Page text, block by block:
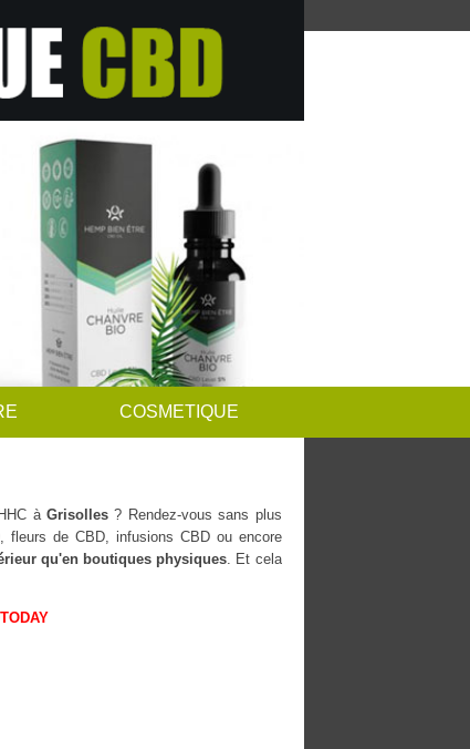
COSMETIQUE
à Grisolles? Rendez-vous sans plus
de CBD, infusions CBD ou encore
qu'en boutiques physiques . Et cela